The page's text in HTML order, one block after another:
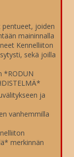
pentueet, joiden
maininnalla
Kennelliiton
sekä joilla
*RODUN
ja
vanhemmilla
merkinnän